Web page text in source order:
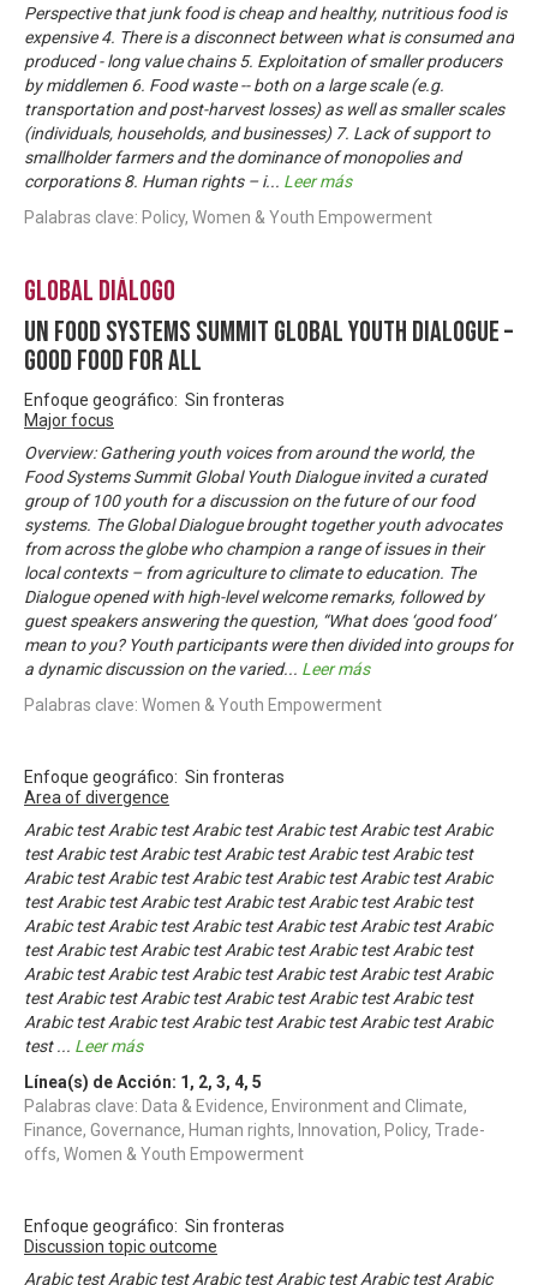
Perspective that junk food is cheap and healthy, nutritious food is
expensive 4. There is a disconnect between what is consumed and
produced - long value chains 5. Exploitation of smaller producers
by middlemen 6. Food waste -- both on a large scale (e.g.
transportation and post-harvest losses) as well as smaller scales
(individuals, households, and businesses) 7. Lack of support to
smallholder farmers and the dominance of monopolies and
corporations 8. Human rights – i... Leer más
Palabras clave: Policy, Women & Youth Empowerment
Global Diálogo
UN Food Systems Summit Global Youth Dialogue –
Good Food For All
Enfoque geográfico: Sin fronteras
Major focus
Overview: Gathering youth voices from around the world, the
Food Systems Summit Global Youth Dialogue invited a curated
group of 100 youth for a discussion on the future of our food
systems. The Global Dialogue brought together youth advocates
from across the globe who champion a range of issues in their
local contexts – from agriculture to climate to education. The
Dialogue opened with high-level welcome remarks, followed by
guest speakers answering the question, “What does ‘good food’
mean to you? Youth participants were then divided into groups for
a dynamic discussion on the varied... Leer más
Palabras clave: Women & Youth Empowerment
Enfoque geográfico: Sin fronteras
Area of divergence
Arabic test Arabic test Arabic test Arabic test Arabic test Arabic
test Arabic test Arabic test Arabic test Arabic test Arabic test
Arabic test Arabic test Arabic test Arabic test Arabic test Arabic
test Arabic test Arabic test Arabic test Arabic test Arabic test
Arabic test Arabic test Arabic test Arabic test Arabic test Arabic
test Arabic test Arabic test Arabic test Arabic test Arabic test
Arabic test Arabic test Arabic test Arabic test Arabic test Arabic
test Arabic test Arabic test Arabic test Arabic test Arabic test
Arabic test Arabic test Arabic test Arabic test Arabic test Arabic
test... Leer más
Línea(s) de Acción: 1 , 2, 3, 4, 5
Palabras clave: Data & Evidence, Environment and Climate,
Finance, Governance, Human rights, Innovation, Policy, Trade-
offs, Women & Youth Empowerment
Enfoque geográfico: Sin fronteras
Discussion topic outcome
Arabic test Arabic test Arabic test Arabic test Arabic test Arabic